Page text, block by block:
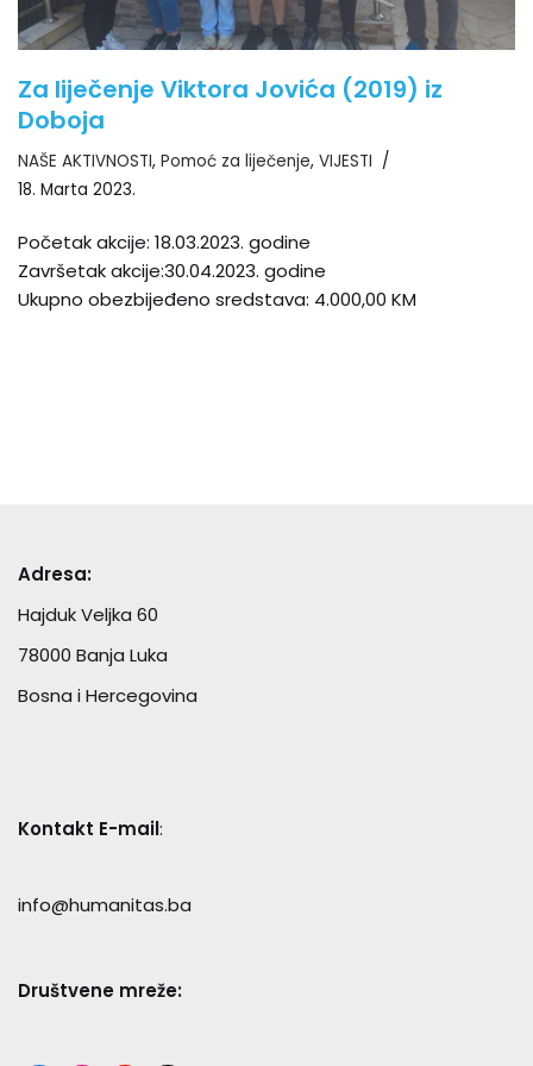
Za liječenje Viktora Jovića (2019) iz
Doboja
NAŠE AKTIVNOSTI, Pomoć za liječenje, VIJESTI
18. Marta 2023.
Početak akcije: 18.03.2023. godine
Završetak akcije:30.04.2023. godine
Ukupno obezbijeđeno sredstava: 4.000,00 KM
Adresa:
Hajduk Veljka 60
78000 Banja Luka
Bosna i Hercegovina
Kontakt E-mail:
info@humanitas.ba
Društvene mreže: